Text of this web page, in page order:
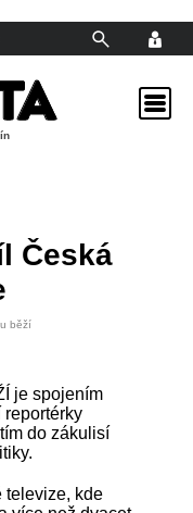
Česká
běží
je spojením
do zákulisí
televize, kde